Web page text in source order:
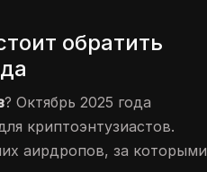
обратить
? Октябрь 2025 года
криптоэнтузиастов.
аирдропов, за которыми